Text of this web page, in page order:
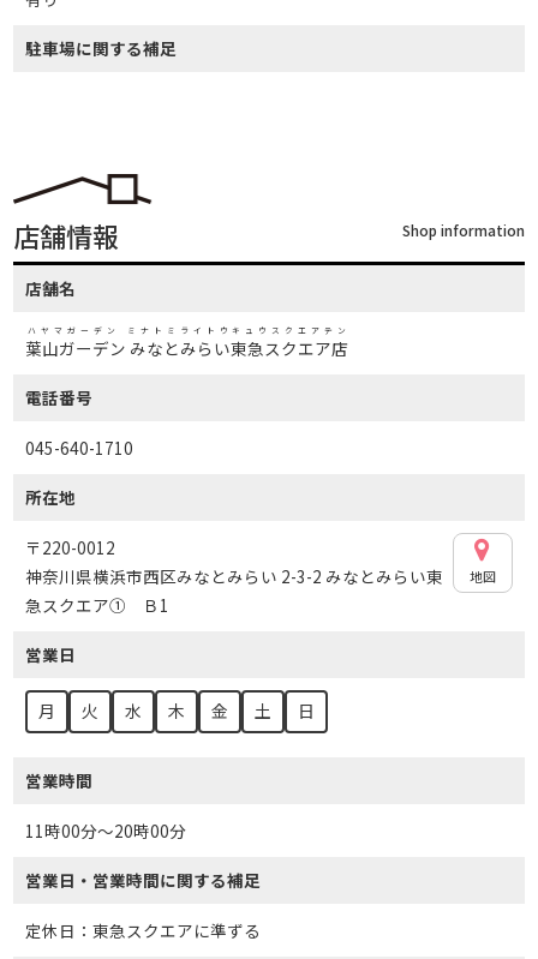
駐車場に関する補足
店舗情報 Shop information
店舗名
葉山ガーデン みなとみらい東急スクエア店
ハヤマガーデン ミナトミライトウキュウスクエアテン
電話番号
045-640-1710
所在地
〒220-0012
神奈川県横浜市西区みなとみらい 2-3-2 みなとみらい東
急スクエア① Ｂ1
地図
営業日
月 火 水 木 金 土 日
営業時間
11時00分～20時00分
営業日・営業時間に関する補足
定休日：東急スクエアに準ずる